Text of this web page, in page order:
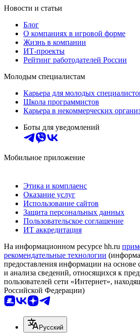
Новости и статьи
Блог
О компаниях в игровой форме
Жизнь в компании
ИТ-проекты
Рейтинг работодателей России
Молодым специалистам
Карьера для молодых
Школа программистов
Карьера в некоммерческих
Боты для уведомлений
Мобильное приложение
Этика и комплаенс
Оказание услуг
Использование сайтов
Защита персональных данных
Пользовательское соглашение
ИТ аккредитация
На информационном ресурсе hh.ru
рекомендательные технологии
предоставления информации на основе
и анализа сведений, относящихся к
пользователей сети «Интернет»,
Российской Федерации)
Русский